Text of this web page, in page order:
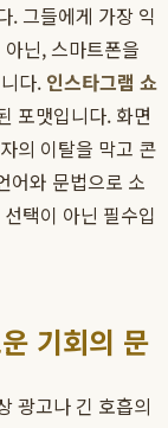
. 그들에게 가장 익
닌, 스마트폰을
다. 인스타그램 쇼
포맷입니다. 화면
의 이탈을 막고 콘
어와 문법으로 소
택이 아닌 필수입
기회의 문
광고나 긴 호흡의